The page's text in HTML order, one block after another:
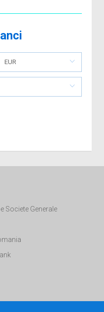
EUR
Societe Generale